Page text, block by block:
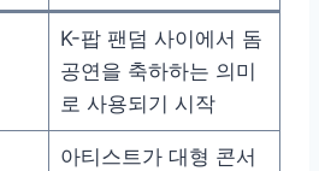
K-팝 팬덤 사이에서 돔
공연을 축하하는 의미
로 사용되기 시작
아티스트가 대형 콘서